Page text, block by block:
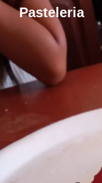
Pasteleria